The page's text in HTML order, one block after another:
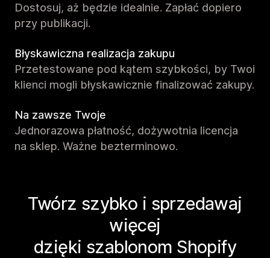
Dostosuj, aż będzie idealnie. Zapłać dopiero
przy publikacji.
Błyskawiczna realizacja zakupu
Przetestowane pod kątem szybkości, by Twoi
klienci mogli błyskawicznie finalizować zakupy.
Na zawsze Twoje
Jednorazowa płatność, dożywotnia licencja
na sklep. Ważne bezterminowo.
Twórz szybko i sprzedawaj
więcej
dzięki szablonom Shopify